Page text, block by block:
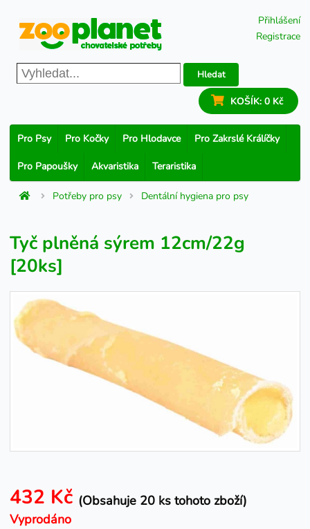
Přihlášení
Registrace
Hledat
KOŠÍK: 0 Kč
Pro Psy Pro Kočky Pro Hlodavce Pro Zakrslé Králíčky
Pro Papoušky Akvaristika Teraristika
Potřeby pro psy Dentální hygiena pro psy
Tyč plněná sýrem 12cm/22g
[20ks]
432 Kč (Obsahuje 20 ks tohoto zboží)
Vyprodáno